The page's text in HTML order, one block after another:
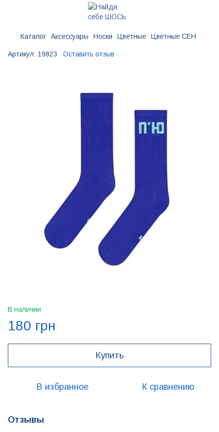
Каталог Аксессуары Носки Цветные Цветные CEH
Артикул: 19823 Оставить отзыв
В наличии
180 грн
Купить
В избранное К сравнению
Отзывы